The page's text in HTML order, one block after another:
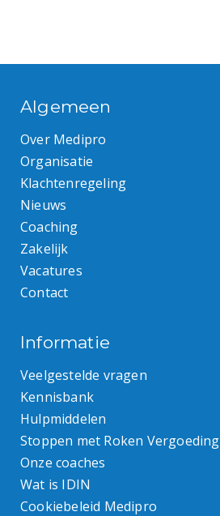
Algemeen
Over Medipro
Organisatie
Klachtenregeling
Nieuws
Coaching
Zakelijk
Vacatures
Contact
Informatie
Veelgestelde vragen
Kennisbank
Hulpmiddelen
Stoppen met Roken Vergoeding
Onze coaches
Wat is IDIN
Cookiebeleid Medipro